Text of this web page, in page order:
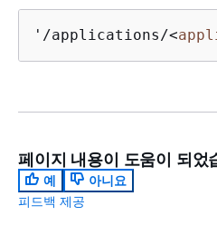
'/applications/<
페이지 내용이 도움이 되었
예
아니요
피드백 제공